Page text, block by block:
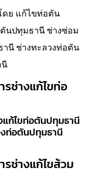
ดย แก้ไขท่อตัน
นปทุมธานี ช่างซ่อม
นี ช่างทะลวงท่อตัน
ช่างแก้ไขท่อ
แก้ไขท่อตันปทุมธานี
ท่อตันปทุมธานี
ช่างแก้ไขส้วม